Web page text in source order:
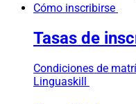
Cómo inscribirse
Tasas de
Condiciones de
Linguaskill